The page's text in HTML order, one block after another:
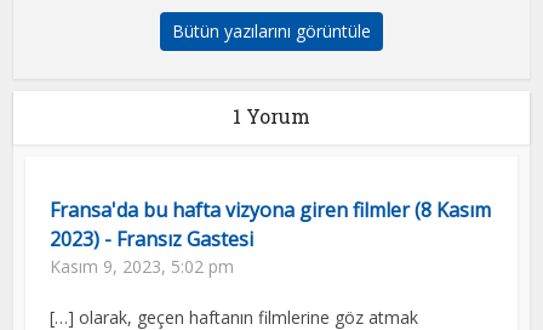
Bütün yazılarını görüntüle
1 Yorum
Fransa'da bu hafta vizyona giren filmler (8 Kasım
2023) - Fransız Gastesi
Kasım 9, 2023, 5:02 pm
[…] olarak, geçen haftanın filmlerine göz atmak